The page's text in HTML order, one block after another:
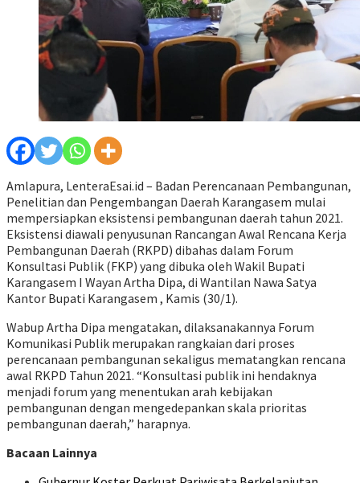
Amlapura, LenteraEsai.id – Badan Perencanaan Pembangunan,
Penelitian dan Pengembangan Daerah Karangasem mulai
mempersiapkan eksistensi pembangunan daerah tahun 2021.
Eksistensi diawali penyusunan Rancangan Awal Rencana Kerja
Pembangunan Daerah (RKPD) dibahas dalam Forum
Konsultasi Publik (FKP) yang dibuka oleh Wakil Bupati
Karangasem I Wayan Artha Dipa, di Wantilan Nawa Satya
Kantor Bupati Karangasem , Kamis (30/1).
Wabup Artha Dipa mengatakan, dilaksanakannya Forum
Komunikasi Publik merupakan rangkaian dari proses
perencanaan pembangunan sekaligus mematangkan rencana
awal RKPD Tahun 2021. “Konsultasi publik ini hendaknya
menjadi forum yang menentukan arah kebijakan
pembangunan dengan mengedepankan skala prioritas
pembangunan daerah,” harapnya.
Bacaan Lainnya